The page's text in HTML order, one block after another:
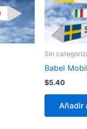
Sin
Babel
$5.40
Añadir